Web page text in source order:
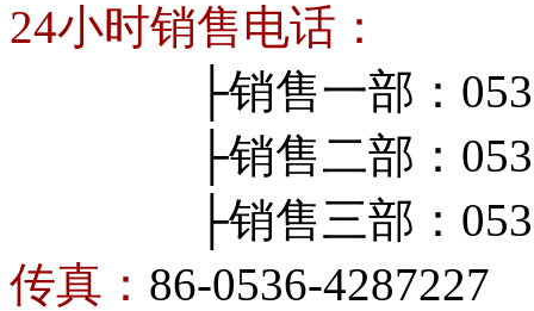
24小时销售电话：
├销售一部：0536-
├销售二部：0536-
├销售三部：0536-
传真： 86-0536-4287227